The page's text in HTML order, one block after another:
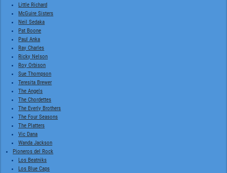
Little Richard
McGuire Sisters
Neil Sedaka
Pat Boone
Paul Anka
Ray Charles
Ricky Nelson
Roy Orbison
Sue Thompson
Teresita Brewer
The Angels
The Chordettes
The Everly Brothers
The Four Seasons
The Platters
Vic Dana
Wanda Jackson
Pioneros del Rock
Los Beatniks
Los Blue Caps